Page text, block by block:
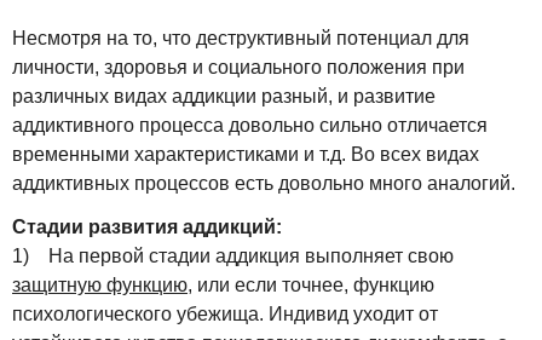
Несмотря на то, что деструктивный потенциал для
личности, здоровья и социального положения при
различных видах аддикции разный, и развитие
аддиктивного процесса довольно сильно отличается
временными характеристиками и т.д. Во всех видах
аддиктивных процессов есть довольно много аналогий.
Стадии развития аддикций:
1) На первой стадии аддикция выполняет свою
защитную функцию, или если точнее, функцию
психологического убежища. Индивид уходит от